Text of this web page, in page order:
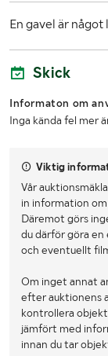
Lasthjälp med
En gavel är något
Skick
Informaton om
Inga kända fel mer
Viktig
Vår
in information
Däremot görs
du därför göra
och eventuellt
Om inget annat
efter auktionens
kontrollera
jämfört med
innan du tar